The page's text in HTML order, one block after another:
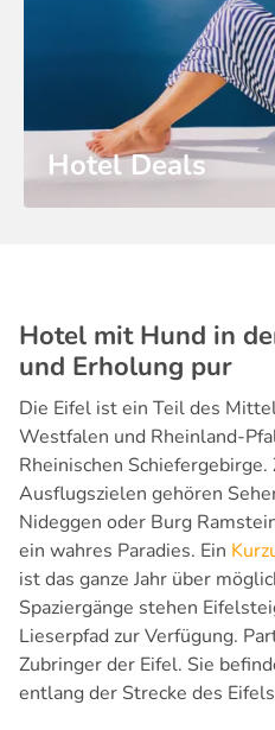
Hotel Deals
Hotel mit Hund in
und Erholung pur
Die Eifel ist ein Teil des
Westfalen und Rheinland-
Rheinischen
Ausflugszielen gehören
Nideggen oder Burg
ein wahres Paradies. Ein
ist das ganze Jahr über
Spaziergänge stehen
Lieserpfad zur Verfügung.
Zubringer der Eifel. Sie
entlang der Strecke des